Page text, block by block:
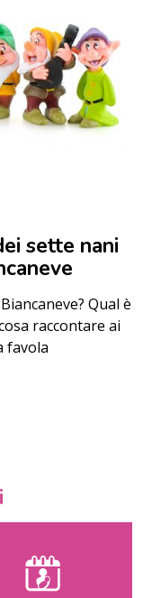
sette nani
Qual è
raccontare ai
favola